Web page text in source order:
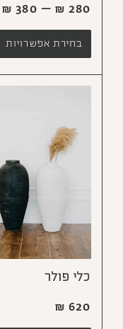
₪ 280
–
₪ 380
בחירת אפשרויות
כלי פולר
₪ 620